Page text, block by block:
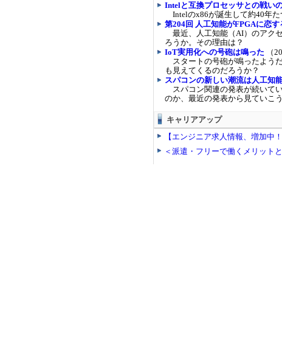
Intelと互換プロセッサとの戦い
Intelのx86が誕生して約40年た
第204回 人工知能がFPGAに恋す
最近、人工知能（AI）のアク
ろうか。その理由は？
IoT実用化への号砲は鳴った （
スタートの号砲が鳴ったよう
も見えてくるのだろうか？
スパコンの新しい潮流は人工知
スパコン関連の発表が続いて
のか、最近の発表から見ていこう
キャリアアップ
【エンジニア求人情報、増加中
＜派遣・フリーで働くメリット